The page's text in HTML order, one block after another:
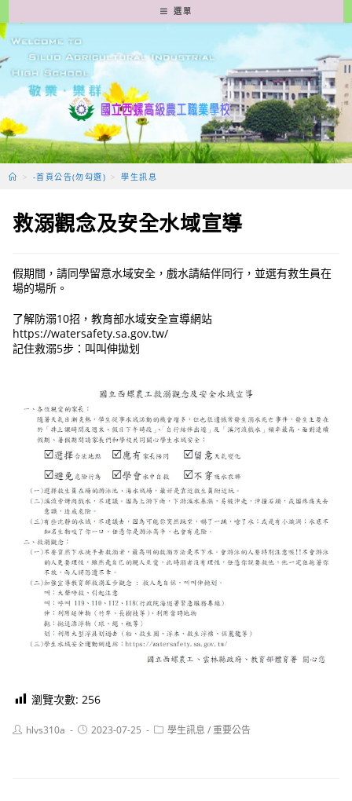
轉
至
要
容
選單
> -首頁公告(勿勾選) > 學生訊息
救溺觀念及安全水域宣導
假期間，請同學留意水域安全，戲水請結伴同行，並選有救生員在
場的場所。
了解防溺10招，教育部水域安全宣導網站
https://watersafety.sa.gov.tw/
記住救溺5步：叫叫伸拋划
瀏覽次數: 256
Posthlvs310a
Post2023-07-25
Post學生訊息 /重要公告